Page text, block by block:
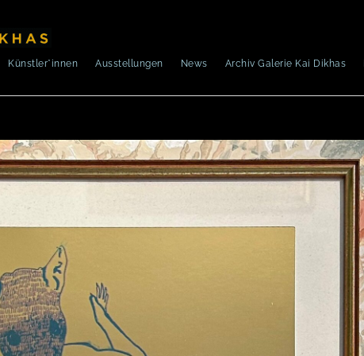
Künstler*innen Ausstellungen News Archiv Galerie Kai Dikhas